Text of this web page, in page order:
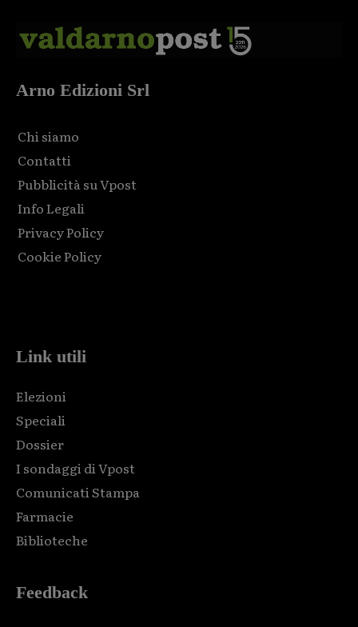
Arno Edizioni Srl
Chi siamo
Contatti
Pubblicità su Vpost
Info Legali
Privacy Policy
Cookie Policy
Link utili
Elezioni
Speciali
Dossier
I sondaggi di Vpost
Comunicati Stampa
Farmacie
Biblioteche
Feedback